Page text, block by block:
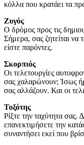
κόλλα που κρατάει τα
Ζυγός
Ο δρόμος προς τις
Σήμερα, σας ζητείται να
είστε παρόντες.
Σκορπιός
Οι τελετουργίες
σας χαλαρώνουν; Ίσως
σας αλλάζουν. Και οι
Τοξότης
Ρίξτε την ταχύτητα σας.
επανεκτιμήσετε την
συναντήσει εκεί που